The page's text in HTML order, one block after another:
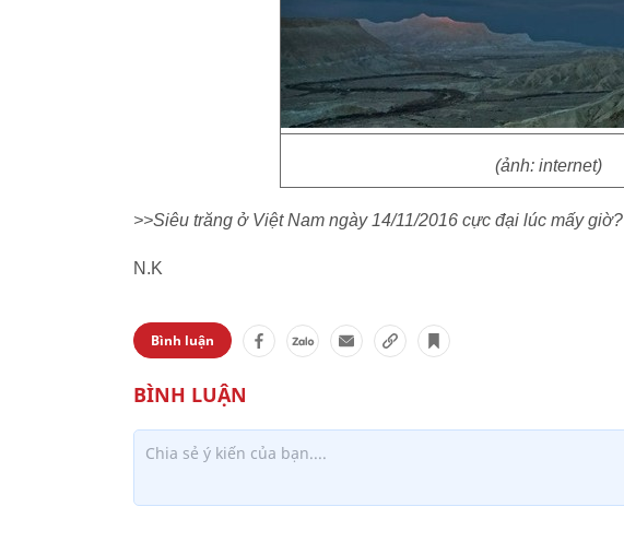
(ảnh: internet)
>>Siêu trăng ở Việt Nam ngày 14/11/2016 cực đại lúc mấy giờ?
N.K
Bình luận